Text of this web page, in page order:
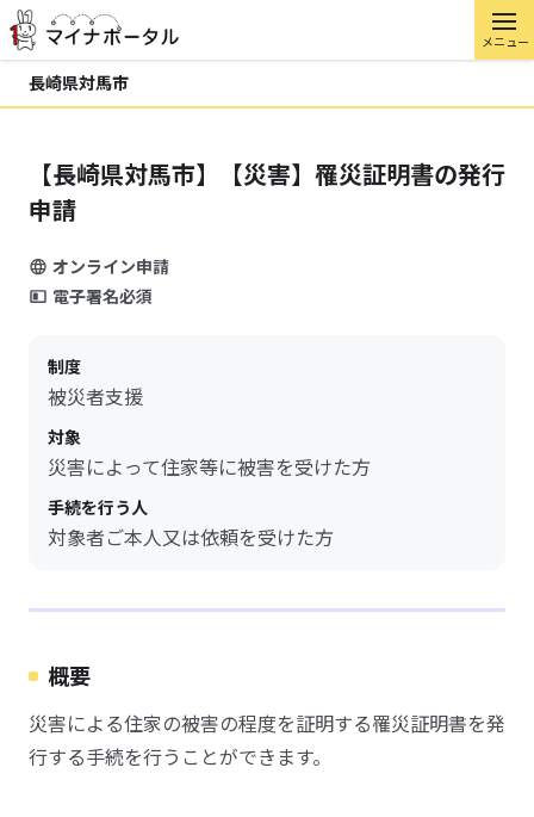
メニュー
長崎県対馬市
【長崎県対馬市】【災害】罹災証明書の発行
申請
オンライン申請
電子署名必須
制度
被災者支援
対象
災害によって住家等に被害を受けた方
手続を行う人
対象者ご本人又は依頼を受けた方
概要
災害による住家の被害の程度を証明する罹災証明書を発
行する手続を行うことができます。